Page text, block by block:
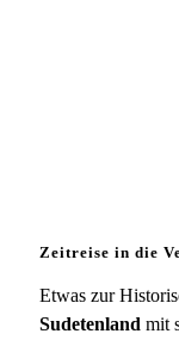
Zeitreise in die
Etwas zur
Sudetenland mit